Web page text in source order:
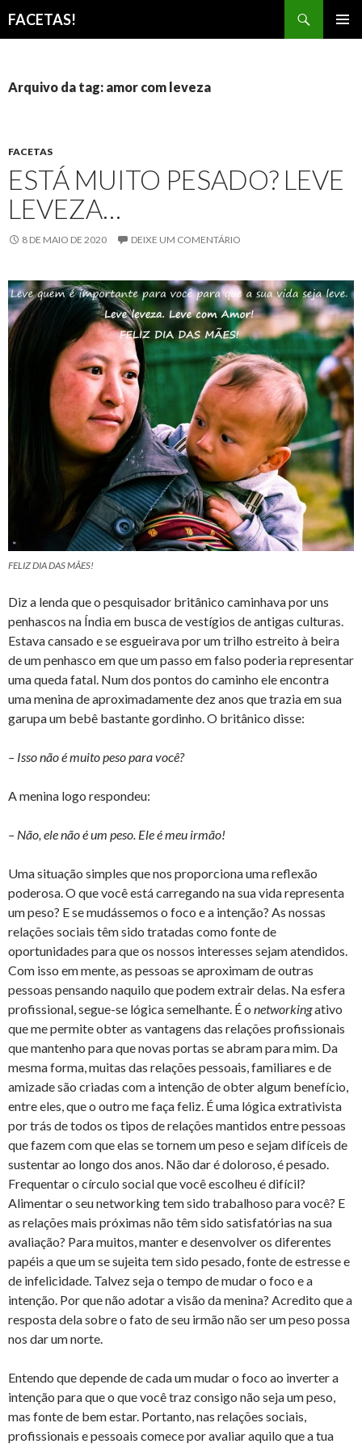
FACETAS!
CONTEÚDO
Arquivo da tag: amor com leveza
FACETAS
ESTÁ MUITO PESADO? LEVE
LEVEZA…
8 DE MAIO DE 2020 DEIXE UM COMENTÁRIO
FELIZ DIA DAS MÃES!
Diz a lenda que o pesquisador britânico caminhava por uns
penhascos na Índia em busca de vestígios de antigas culturas.
Estava cansado e se esgueirava por um trilho estreito à beira
de um penhasco em que um passo em falso poderia representar
uma queda fatal. Num dos pontos do caminho ele encontra
uma menina de aproximadamente dez anos que trazia em sua
garupa um bebê bastante gordinho. O britânico disse:
– Isso não é muito peso para você?
A menina logo respondeu:
– Não, ele não é um peso. Ele é meu irmão!
Uma situação simples que nos proporciona uma reflexão
poderosa. O que você está carregando na sua vida representa
um peso? E se mudássemos o foco e a intenção? As nossas
relações sociais têm sido tratadas como fonte de
oportunidades para que os nossos interesses sejam atendidos.
Com isso em mente, as pessoas se aproximam de outras
pessoas pensando naquilo que podem extrair delas. Na esfera
profissional, segue-se lógica semelhante. É o networkingativo
que me permite obter as vantagens das relações profissionais
que mantenho para que novas portas se abram para mim. Da
mesma forma, muitas das relações pessoais, familiares e de
amizade são criadas com a intenção de obter algum benefício,
entre eles, que o outro me faça feliz. É uma lógica extrativista
por trás de todos os tipos de relações mantidos entre pessoas
que fazem com que elas se tornem um peso e sejam difíceis de
sustentar ao longo dos anos. Não dar é doloroso, é pesado.
Frequentar o círculo social que você escolheu é difícil?
Alimentar o seu networking tem sido trabalhoso para você? E
as relações mais próximas não têm sido satisfatórias na sua
avaliação? Para muitos, manter e desenvolver os diferentes
papéis a que um se sujeita tem sido pesado, fonte de estresse e
de infelicidade. Talvez seja o tempo de mudar o foco e a
intenção. Por que não adotar a visão da menina? Acredito que a
resposta dela sobre o fato de seu irmão não ser um peso possa
nos dar um norte.
Entendo que depende de cada um mudar o foco ao inverter a
intenção para que o que você traz consigo não seja um peso,
mas fonte de bem estar. Portanto, nas relações sociais,
profissionais e pessoais comece por avaliar aquilo que a tua